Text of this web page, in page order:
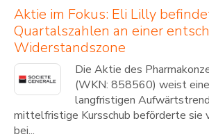
Aktie im Fokus: Eli Lilly
Quartalszahlen an einer
Widerstandszone
Die Aktie des
(WKN: 858560) weist
langfristigen
mittelfristige Kursschub beförderte sie
bei...